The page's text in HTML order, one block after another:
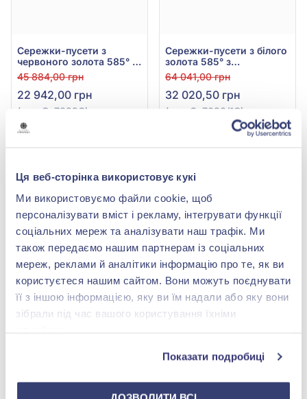
Ця веб-сторінка використовує кукі
Ми використовуємо файли cookie, щоб
персоналізувати вміст і рекламу, інтегрувати функції
соціальних мереж та аналізувати наш трафік. Ми
також передаємо нашим партнерам із соціальних
мереж, реклами й аналітики інформацію про те, як ви
користуєтеся нашим сайтом. Вони можуть поєднувати
її з іншою інформацією, яку ви їм надали або яку вони
зібрали під час вашого користування їхніми
Показати подробиці
Сережки-пусети з
червоного золота 585° з
діамантами 0,14ct, арт.
Ск7029G
45 884,00 грн
22 942,00 грн
(арт. Ск7029G)
Сережки-пусети з білого
золота 585° з
діамантами 0,22ct, арт.
Ск7030/1G
64 041,00 грн
32 020,50 грн
(арт. Ск7030/1G)
Сережки-пусети з білого
золота 585° з
Сережки-пусети з
червоно-білого золота
31 686,00 грн
Купити